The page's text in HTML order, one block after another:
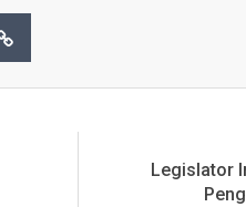
Legislator